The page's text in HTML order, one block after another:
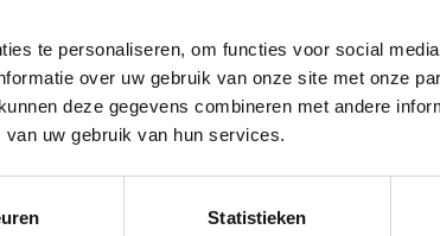
te personaliseren, om functies voor social
over uw gebruik van onze site met onze
deze gegevens combineren met andere
uw gebruik van hun services.
Statistieken
zich serieus genomen voelen en
2025?
maar een flinke modernisering. De